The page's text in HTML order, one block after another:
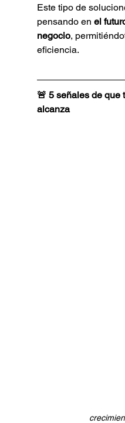
Este tipo de
pensando en el
negocio,
eficiencia.
🚨 5 señales de que
alcanza